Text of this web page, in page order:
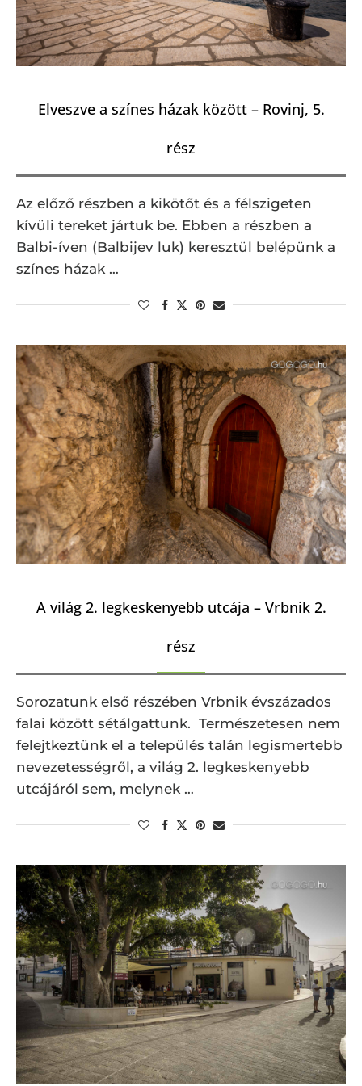
Elveszve a színes házak között – Rovinj, 5.
rész
Az előző részben a kikötőt és a félszigeten
kívüli tereket jártuk be. Ebben a részben a
Balbi-íven (Balbijev luk) keresztül belépünk a
színes házak …
A világ 2. legkeskenyebb utcája – Vrbnik 2.
rész
Sorozatunk első részében Vrbnik évszázados
falai között sétálgattunk. Természetesen nem
felejtkeztünk el a település talán legismertebb
nevezetességről, a világ 2. legkeskenyebb
utcájáról sem, melynek …